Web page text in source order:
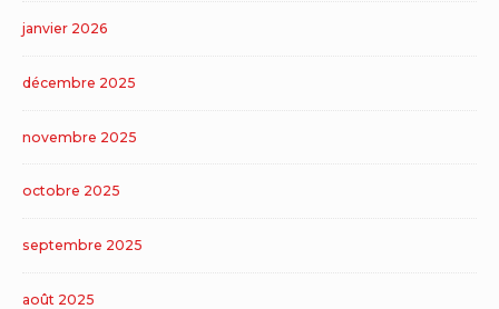
janvier 2026
décembre 2025
novembre 2025
octobre 2025
septembre 2025
août 2025